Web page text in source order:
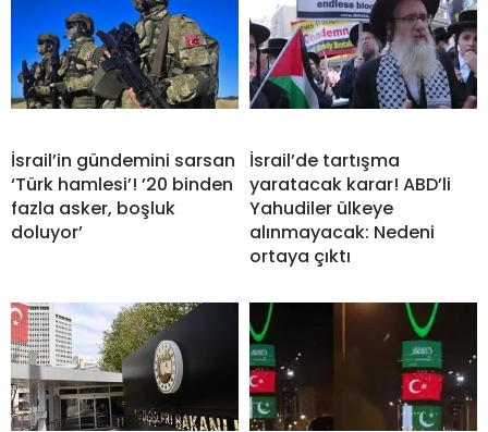
İsrail’in gündemini sarsan
‘Türk hamlesi’! ’20 binden
fazla asker, boşluk
doluyor’
İsrail’de tartışma
yaratacak karar! ABD’li
Yahudiler ülkeye
alınmayacak: Nedeni
ortaya çıktı